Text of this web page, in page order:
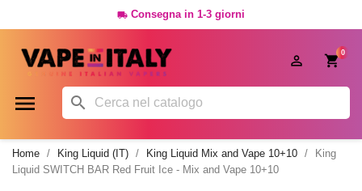
 Consegna in 1-3 giorni
0

 
Home King Liquid (IT) King Liquid Mix and Vape 10+10
King
Liquid SWITCH BAR Red Fruit Ice - Mix and Vape 10+10